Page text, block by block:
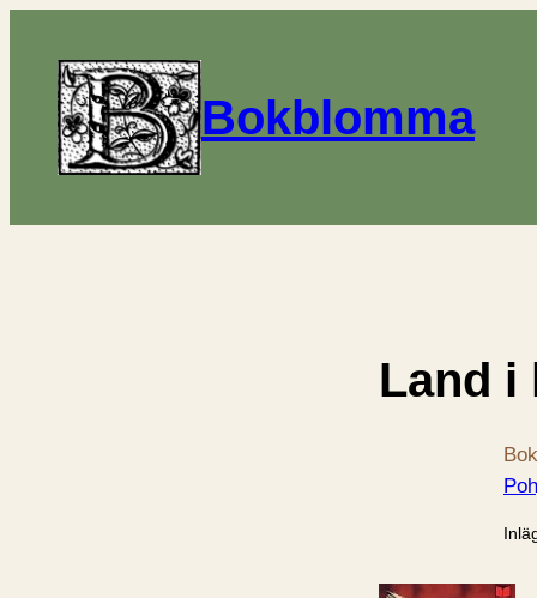
Bokblomma
Land i